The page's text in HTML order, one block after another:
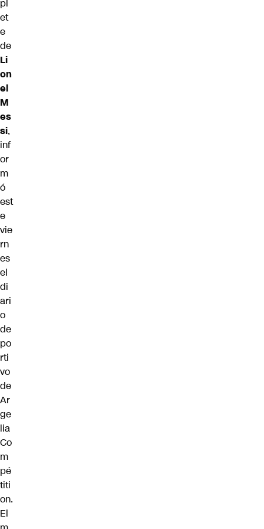
pl
et
e
de
Li
on
el
M
es
si,
inf
or
m
ó
est
e
vie
rn
es
el
di
ari
o
de
po
rti
vo
de
Ar
ge
lia
Co
m
pé
titi
on.
El